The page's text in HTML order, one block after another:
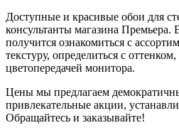
Доступные и красивые обои для
консультанты магазина Премьера.
получится ознакомиться с
текстуру, определиться с
цветопередачей монитора.
Цены мы предлагаем
привлекательные акции,
Обращайтесь и заказывайте!